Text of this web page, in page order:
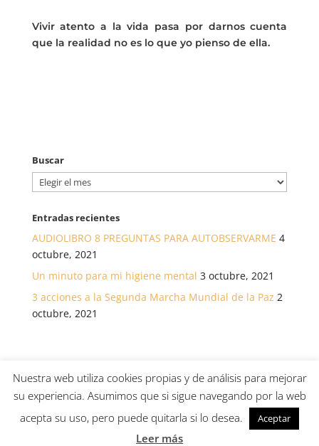
Vivir atento a la vida pasa por darnos cuenta
que la realidad no es lo que yo pienso de ella.
Buscar
Buscar
Entradas recientes
AUDIOLIBRO 8 PREGUNTAS PARA AUTOBSERVARME 4
octubre, 2021
Un minuto para mi higiene mental 3 octubre, 2021
3 acciones a la Segunda Marcha Mundial de la Paz 2
octubre, 2021
© Asociación canaria para el desarrollo de la salud a
través de La Atención /Política de Privacidad/
Política de cookies/
Nuestra web utiliza cookies propias y de análisis para mejorar
su experiencia. Asumimos que si sigue navegando por la web
acepta su uso, pero puede quitarla si lo desea.
Aceptar
Leer más